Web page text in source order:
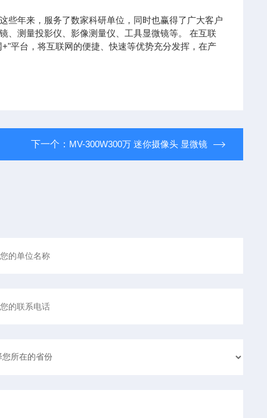
些年来，服务了数家科研单位，同时也赢得了广大客户
、测量投影仪、影像测量仪、工具显微镜等。 在互联
平台，将互联网的便捷、快速等优势充分发挥，在产
下一个： MV-300W300万 迷你摄像头 显微镜